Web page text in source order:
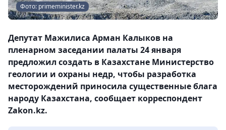
Фото: primeminister.kz
Депутат Мажилиса Арман Калыков на
пленарном заседании палаты 24 января
предложил создать в Казахстане Министерство
геологии и охраны недр, чтобы разработка
месторождений приносила существенные блага
народу Казахстана, сообщает корреспондент
Zakon.kz.